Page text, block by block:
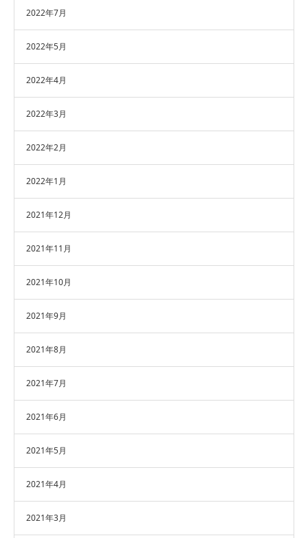
2022年7月
2022年5月
2022年4月
2022年3月
2022年2月
2022年1月
2021年12月
2021年11月
2021年10月
2021年9月
2021年8月
2021年7月
2021年6月
2021年5月
2021年4月
2021年3月